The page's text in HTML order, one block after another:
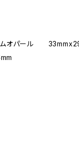
ムオパール